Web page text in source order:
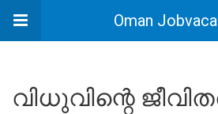
Oman
വിധുവിന്റെ